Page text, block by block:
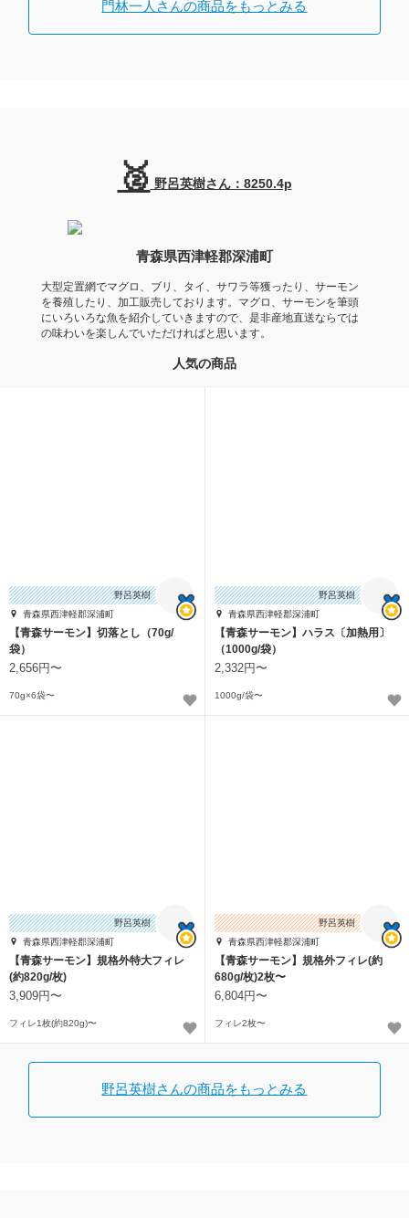
門林一人さんの商品をもっとみる
🥈 野呂英樹さん：8250.4p
青森県西津軽郡深浦町
大型定置網でマグロ、ブリ、タイ、サワラ等獲ったり、サーモン
を養殖したり、加工販売しております。マグロ、サーモンを筆頭
にいろいろな魚を紹介していきますので、是非産地直送ならでは
の味わいを楽しんでいただければと思います。
人気の商品
野呂英樹
青森県西津軽郡深浦町
【青森サーモン】切落とし（70g/
袋）
2,656円〜
70g×6袋〜
野呂英樹
青森県西津軽郡深浦町
【青森サーモン】ハラス〔加熱用〕
（1000g/袋）
2,332円〜
1000g/袋〜
野呂英樹
青森県西津軽郡深浦町
【青森サーモン】規格外特大フィレ
(約820g/枚)
3,909円〜
フィレ1枚(約820g)〜
野呂英樹
青森県西津軽郡深浦町
【青森サーモン】規格外フィレ(約
680g/枚)2枚〜
6,804円〜
フィレ2枚〜
野呂英樹さんの商品をもっとみる